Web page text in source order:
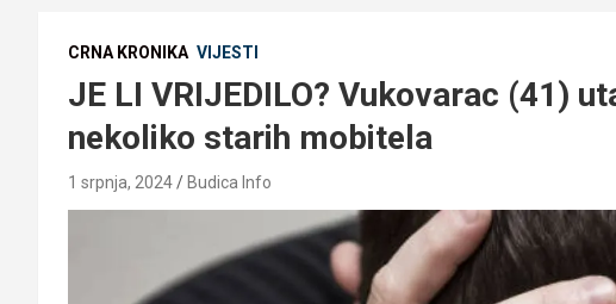
CRNA KRONIKA VIJESTI
JE LI VRIJEDILO? Vukovarac (41)
nekoliko starih mobitela
1 srpnja, 2024 Budica Info